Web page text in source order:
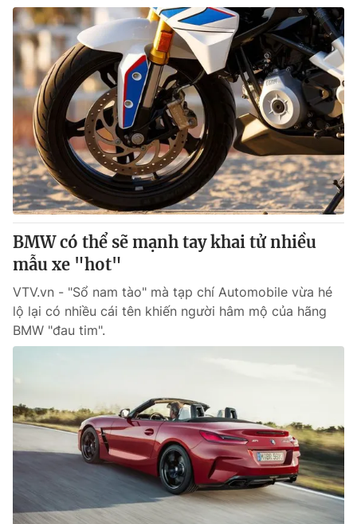
BMW có thể sẽ mạnh tay khai tử nhiều
mẫu xe "hot"
VTV.vn - "Sổ nam tào" mà tạp chí Automobile vừa hé
lộ lại có nhiều cái tên khiến người hâm mộ của hãng
BMW "đau tim".